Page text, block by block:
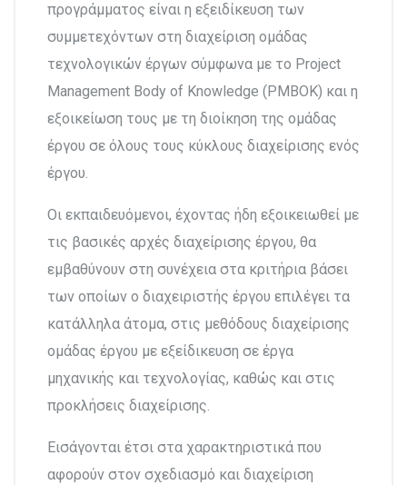
προγράμματος είναι η εξειδίκευση των
συμμετεχόντων στη διαχείριση ομάδας
τεχνολογικών έργων σύμφωνα με το Project
Management Body of Knowledge (PMBOK) και η
εξοικείωση τους με τη διοίκηση της ομάδας
έργου σε όλους τους κύκλους διαχείρισης ενός
έργου.
Οι εκπαιδευόμενοι, έχοντας ήδη εξοικειωθεί με
τις βασικές αρχές διαχείρισης έργου, θα
εμβαθύνουν στη συνέχεια στα κριτήρια βάσει
των οποίων ο διαχειριστής έργου επιλέγει τα
κατάλληλα άτομα, στις μεθόδους διαχείρισης
ομάδας έργου με εξείδικευση σε έργα
μηχανικής και τεχνολογίας, καθώς και στις
προκλήσεις διαχείρισης.
Εισάγονται έτσι στα χαρακτηριστικά που
αφορούν στον σχεδιασμό και διαχείριση